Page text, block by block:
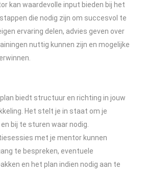
kan waardevolle input bieden bij het
die nodig zijn om succesvol te
ervaring delen, advies geven over
nuttig kunnen zijn en mogelijke
biedt structuur en richting in jouw
Het stelt je in staat om je
bij te sturen waar nodig.
met je mentor kunnen
te bespreken, eventuele
en het plan indien nodig aan te